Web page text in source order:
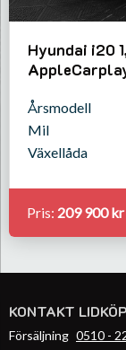
Hyundai i20
Årsmodell
Mil
Växellåda
Pris: 209 900 kr
KONTAKT
Försäljning 0510 -